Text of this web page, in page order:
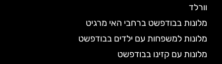
וורלד
מלונות בבודפשט ברחבי האי מרגיט
מלונות למשפחות עם ילדים בבודפשט
מלונות עם קזינו בבודפשט